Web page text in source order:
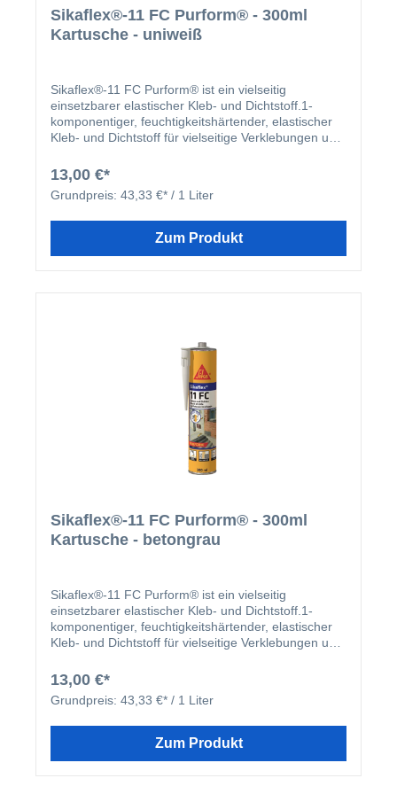
Sikaflex®-11 FC Purform® - 300ml
Kartusche - uniweiß
Sikaflex®-11 FC Purform® ist ein vielseitig
einsetzbarer elastischer Kleb- und Dichtstoff.1-
komponentiger, feuchtigkeitshärtender, elastischer
Kleb- und Dichtstoff für vielseitige Verklebungen und
guter und dauerhafter Haftung auf vielen üblichen
Baustoffen. Anwendung Klebstoﬀ für den Innen- und
Außenbereich zum Verkleben von vielen Bauteilen
vertikalen und horizontalen Fugen im Holz- und
Gesamtverformung 25 % Gute mechanische
Beständigkeit Alterungs- und witterungsbeständig
Ausgezeichnete Haftung an den üblichen Baustoffen
Leicht zu verarbeiten und standfeste Kleberaupe
Flexibel und elastisch Schleifbar PU-Technologie der
neuesten Generation Purform® von Sika® Sehr
geringer Monomergehalt, keine Schulungspflicht für
die sichere Verwendung von diisocyanathaltigen
Produkten (REACH-Beschränkung 2023)
13,00 €*
Grundpreis: 43,33 €* / 1 Liter
Zum Produkt
Sikaflex®-11 FC Purform® - 300ml
Kartusche - betongrau
Sikaflex®-11 FC Purform® ist ein vielseitig
einsetzbarer elastischer Kleb- und Dichtstoff.1-
komponentiger, feuchtigkeitshärtender, elastischer
Kleb- und Dichtstoff für vielseitige Verklebungen und
guter und dauerhafter Haftung auf vielen üblichen
Baustoffen. Anwendung Klebstoﬀ für den Innen- und
Außenbereich zum Verkleben von vielen Bauteilen
vertikalen und horizontalen Fugen im Holz- und
13,00 €*
Grundpreis: 43,33 €* / 1 Liter
Zum Produkt